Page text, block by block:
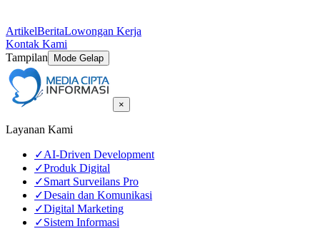
ArtikelBeritaLowongan Kerja
Kontak Kami
Tampilan
Mode Gelap
×
Layanan Kami
✓AI-Driven Development
✓Produk Digital
✓Smart Surveilans Pro
✓Desain dan Komunikasi
✓Digital Marketing
✓Sistem Informasi